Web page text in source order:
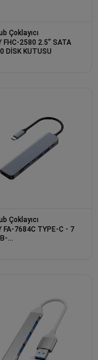
Çoklayıcı
FHC-2580 2.5” SATA
DİSK KUTUSU
Çoklayıcı
FA-7684C TYPE-C - 7